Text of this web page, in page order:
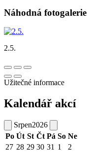
Náhodná fotogalerie
2.5.
Užitečné informace
Kalendář akcí
Srpen2026
Po Út St Čt Pá So Ne
27 28 29 30 31 1
2